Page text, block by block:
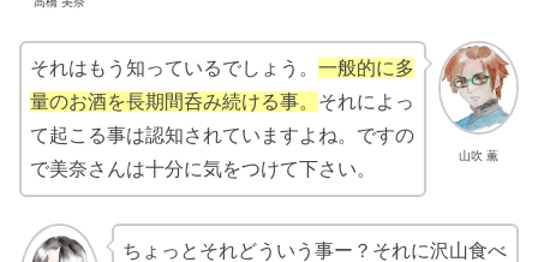
山吹 薫
それはもう知っているでしょう。 一般的に多
量のお酒を長期間呑み続ける事。 それによっ
て起こる事は認知されていますよね。ですの
で美奈さんは十分に気をつけて下さい。
ちょっとそれどういう事ー？それに沢山食べ